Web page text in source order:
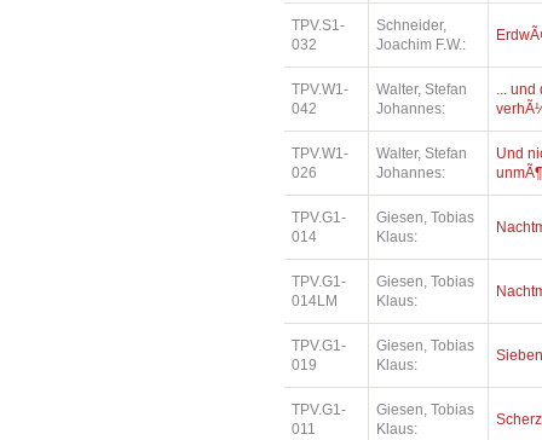
TPV.S1-
032
Schneider,
Joachim F.W.:
TPV.W1-
042
Walter, Stefan
Johannes:
... und
TPV.W1-
026
Walter, Stefan
Johannes:
Und
TPV.G1-
014
Giesen, Tobias
Klaus:
TPV.G1-
014LM
Giesen, Tobias
Klaus:
TPV.G1-
019
Giesen, Tobias
Klaus:
TPV.G1-
011
Giesen, Tobias
Klaus: